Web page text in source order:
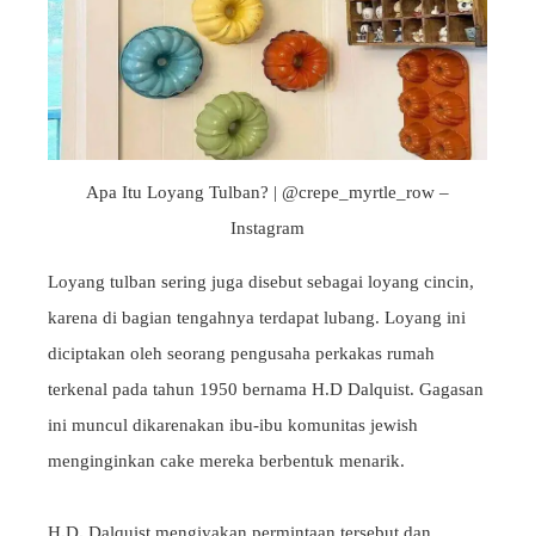
Apa Itu Loyang Tulban? | @crepe_myrtle_row –
Instagram
Loyang tulban sering juga disebut sebagai loyang cincin,
karena di bagian tengahnya terdapat lubang. Loyang ini
diciptakan oleh seorang pengusaha perkakas rumah
terkenal pada tahun 1950 bernama H.D Dalquist. Gagasan
ini muncul dikarenakan ibu-ibu komunitas jewish
menginginkan cake mereka berbentuk menarik.